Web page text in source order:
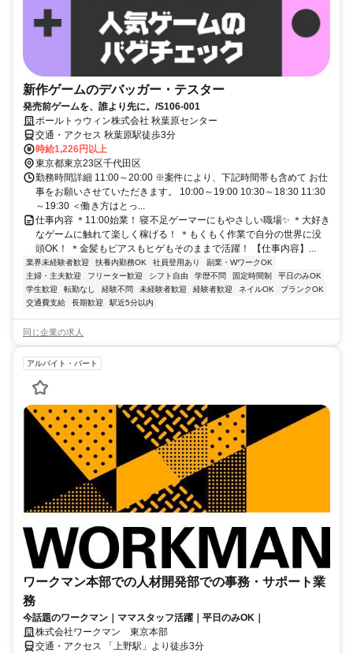
新作ゲームのデバッガー・テスター
発売前ゲームを、誰より先に。/S106-001
ポールトゥウィン株式会社 秋葉原センター
交通・アクセス 秋葉原駅徒歩3分
時給1,226円以上
東京都東京23区千代田区
勤務時間詳細 11:00～20:00 ※案件により、下記時間帯も含めて お仕
事をお願いさせていただきます。 10:00～19:00 10:30～18:30 11:30
～19:30 ＜働き方はとっ...
仕事内容 ＊11:00始業！ 寝不足ゲーマーにもやさしい職場✨ ＊大好き
なゲームに触れて楽しく稼げる！ ＊もくもく作業で自分の世界に没
頭OK！ ＊金髪もピアスもヒゲもそのままで活躍！ 【仕事内容】...
業界未経験者歓迎 扶養内勤務OK 社員登用あり
副業・WワークOK
主婦・主夫歓迎
フリーター歓迎 シフト自由 学歴不問 固定時間制
平日のみOK
学生歓迎
転勤なし 経験不問 未経験者歓迎 経験者歓迎 ネイルOK
ブランクOK
交通費支給
長期歓迎 駅近5分以内
同じ企業の求人
アルバイト・パート
ワークマン本部での人材開発部での事務・サポート業
務
今話題のワークマン｜ママスタッフ活躍｜平日のみOK｜
株式会社ワークマン 東京本部
交通・アクセス 「上野駅」より徒歩3分